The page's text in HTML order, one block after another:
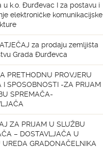
u k.o. Đurđevac I za postavu i
elektroničke komunikacijske
za prodaju zemljišta
Grada Đurđevca
PRETHODNU PROVJERU
I SPOSOBNOSTI -ZA PRIJAM
SPREMAČA-
ZA PRIJAM U SLUŽBU
– DOSTAVLJAČA U
UREDA GRADONAČELNIKA